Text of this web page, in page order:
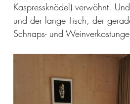
Kaspressknödel) verwöhnt.
und der lange Tisch, der
Schnaps- und